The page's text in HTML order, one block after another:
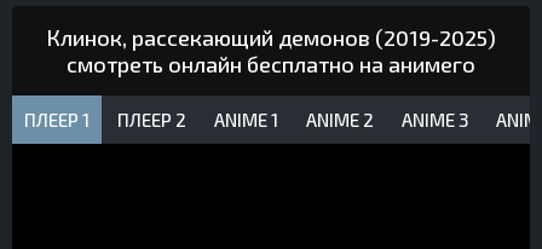
Клинок, рассекающий демонов (2019-2025)
смотреть онлайн бесплатно на анимего
ПЛЕЕР 1 ПЛЕЕР 2 ANIME 1 ANIME 2 ANIME 3